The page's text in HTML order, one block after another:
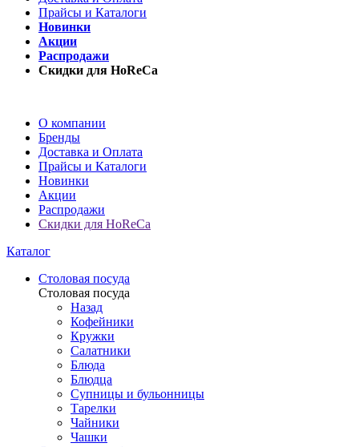
Прайсы и Каталоги
Новинки
Акции
Распродажи
Скидки для HoReCa
О компании
Бренды
Доставка и Оплата
Прайсы и Каталоги
Новинки
Акции
Распродажи
Скидки для HoReCa
Каталог
Столовая посуда
Столовая посуда
Назад
Кофейники
Кружки
Салатники
Блюда
Блюдца
Супницы и бульонницы
Тарелки
Чайники
Чашки